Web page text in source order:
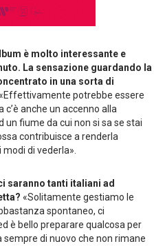
è molto interessante e
La sensazione guardando la
in una sorta di
potrebbe essere
anche un accenno alla
fiume da cui non si sa se stai
contribuisce a renderla
di vederla».
saranno tanti italiani ad
«Solitamente gestiamo le
spontaneo, ci
è bello preparare qualcosa per
di nuovo che non rimane